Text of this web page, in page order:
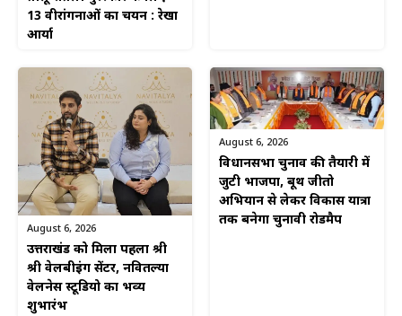
13 वीरांगनाओं का चयन : रेखा
आर्या
August 6, 2026
उत्तराखंड को मिला पहला श्री
श्री वेलबीइंग सेंटर, नवितल्या
वेलनेस स्टूडियो का भव्य
शुभारंभ
August 6, 2026
विधानसभा चुनाव की तैयारी में
जुटी भाजपा, बूथ जीतो
अभियान से लेकर विकास यात्रा
तक बनेगा चुनावी रोडमैप